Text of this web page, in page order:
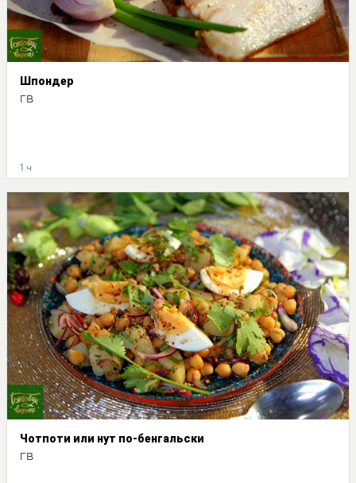
Шпондер
ГВ
1 ч
Чотпоти или нут по-бенгальски
ГВ